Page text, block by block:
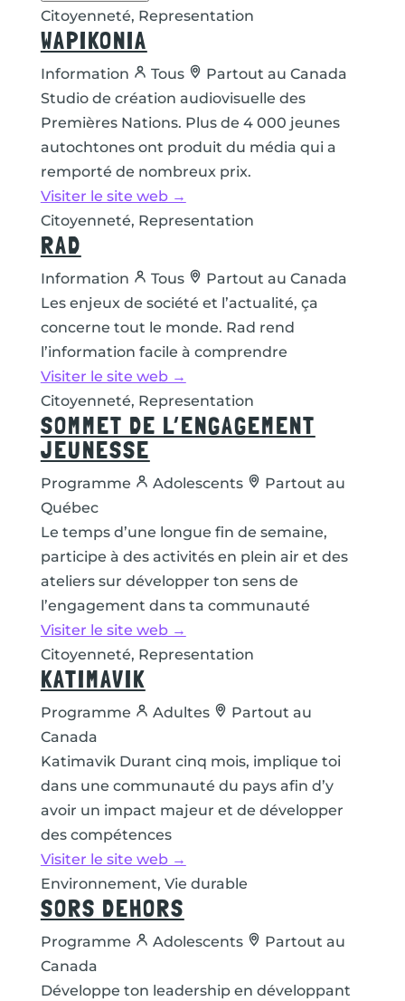
Citoyenneté, Representation
WAPIKONIA
Information Tous
Partout au Canada
Studio de création audiovisuelle des
Premières Nations. Plus de 4 000 jeunes
autochtones ont produit du média qui a
remporté de nombreux prix.
Visiter le site web →
Citoyenneté, Representation
RAD
Information Tous
Partout au Canada
Les enjeux de société et l’actualité, ça
concerne tout le monde. Rad rend
l’information facile à comprendre
Visiter le site web →
Citoyenneté, Representation
SOMMET DE L’ENGAGEMENT
JEUNESSE
Programme Adolescents
Partout au
Québec
Le temps d’une longue fin de semaine,
participe à des activités en plein air et des
ateliers sur développer ton sens de
l’engagement dans ta communauté
Visiter le site web →
Citoyenneté, Representation
KATIMAVIK
Programme Adultes
Partout au
Canada
Katimavik Durant cinq mois, implique toi
dans une communauté du pays afin d’y
avoir un impact majeur et de développer
des compétences
Visiter le site web →
Environnement, Vie durable
SORS DEHORS
Programme Adolescents
Partout au
Canada
Développe ton leadership en développant